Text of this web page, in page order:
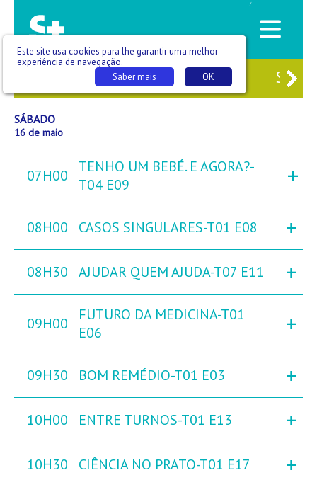
/
SÁB16 DOM 17 SEG
SÁBADO
16 de maio
07H00
TENHO UM BEBÉ. E AGORA?-
T04 E09
+
08H00 CASOS SINGULARES-T01 E08 +
08H30 AJUDAR QUEM AJUDA-T07 E11 +
09H00
FUTURO DA MEDICINA-T01
E06
+
09H30 BOM REMÉDIO-T01 E03 +
10H00 ENTRE TURNOS-T01 E13 +
10H30 CIÊNCIA NO PRATO-T01 E17 +
Este site usa cookies para lhe garantir uma melhor
experiência de navegação.
OK
Saber mais